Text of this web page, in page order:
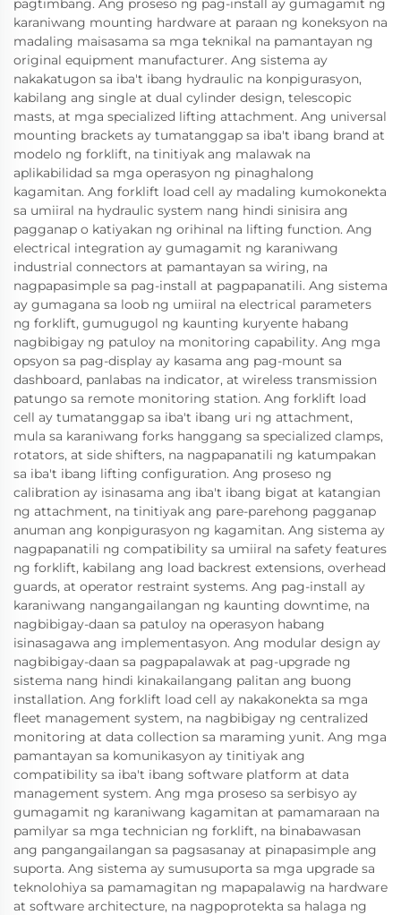
pagtimbang. Ang proseso ng pag-install ay gumagamit ng
karaniwang mounting hardware at paraan ng koneksyon na
madaling maisasama sa mga teknikal na pamantayan ng
original equipment manufacturer. Ang sistema ay
nakakatugon sa iba't ibang hydraulic na konpigurasyon,
kabilang ang single at dual cylinder design, telescopic
masts, at mga specialized lifting attachment. Ang universal
mounting brackets ay tumatanggap sa iba't ibang brand at
modelo ng forklift, na tinitiyak ang malawak na
aplikabilidad sa mga operasyon ng pinaghalong
kagamitan. Ang forklift load cell ay madaling kumokonekta
sa umiiral na hydraulic system nang hindi sinisira ang
pagganap o katiyakan ng orihinal na lifting function. Ang
electrical integration ay gumagamit ng karaniwang
industrial connectors at pamantayan sa wiring, na
nagpapasimple sa pag-install at pagpapanatili. Ang sistema
ay gumagana sa loob ng umiiral na electrical parameters
ng forklift, gumugugol ng kaunting kuryente habang
nagbibigay ng patuloy na monitoring capability. Ang mga
opsyon sa pag-display ay kasama ang pag-mount sa
dashboard, panlabas na indicator, at wireless transmission
patungo sa remote monitoring station. Ang forklift load
cell ay tumatanggap sa iba't ibang uri ng attachment,
mula sa karaniwang forks hanggang sa specialized clamps,
rotators, at side shifters, na nagpapanatili ng katumpakan
sa iba't ibang lifting configuration. Ang proseso ng
calibration ay isinasama ang iba't ibang bigat at katangian
ng attachment, na tinitiyak ang pare-parehong pagganap
anuman ang konpigurasyon ng kagamitan. Ang sistema ay
nagpapanatili ng compatibility sa umiiral na safety features
ng forklift, kabilang ang load backrest extensions, overhead
guards, at operator restraint systems. Ang pag-install ay
karaniwang nangangailangan ng kaunting downtime, na
nagbibigay-daan sa patuloy na operasyon habang
isinasagawa ang implementasyon. Ang modular design ay
nagbibigay-daan sa pagpapalawak at pag-upgrade ng
sistema nang hindi kinakailangang palitan ang buong
installation. Ang forklift load cell ay nakakonekta sa mga
fleet management system, na nagbibigay ng centralized
monitoring at data collection sa maraming yunit. Ang mga
pamantayan sa komunikasyon ay tinitiyak ang
compatibility sa iba't ibang software platform at data
management system. Ang mga proseso sa serbisyo ay
gumagamit ng karaniwang kagamitan at pamamaraan na
pamilyar sa mga technician ng forklift, na binabawasan
ang pangangailangan sa pagsasanay at pinapasimple ang
suporta. Ang sistema ay sumusuporta sa mga upgrade sa
teknolohiya sa pamamagitan ng mapapalawig na hardware
at software architecture, na nagpoprotekta sa halaga ng